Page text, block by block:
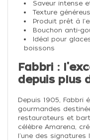
Saveur intense
Texture
Produit prêt à
Bouchon anti-
Idéal pour
boissons
Fabbri :
depuis plus
Depuis 1905, Fabbri
gourmandes
restaurateurs et
célèbre Amarena,
l'une des signatures